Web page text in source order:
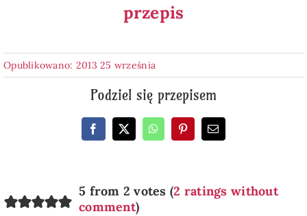
przepis
Opublikowano: 2013 25 września
Podziel się przepisem
5 from 2 votes (2 ratings without
comment)